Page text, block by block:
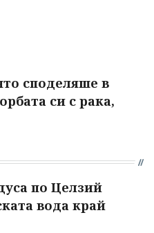
споделяше в
си с рака,
по Целзий
вода край